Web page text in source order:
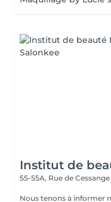
Institut de
55-55A, Rue de Cessange
Nous tenons à informer